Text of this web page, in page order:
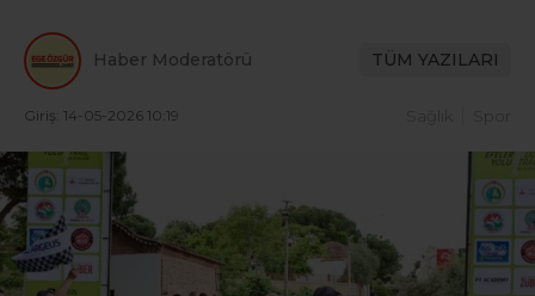
Haber Moderatörü TÜM YAZILARI
Giriş: 14-05-2026 10:19 Sağlık Spor